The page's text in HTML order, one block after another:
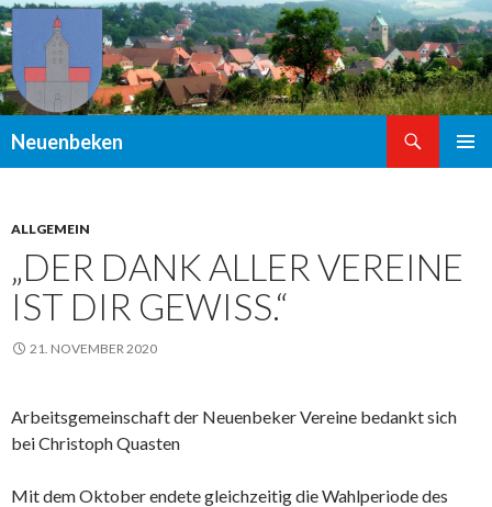
Neuenbeken
ALLGEMEIN
„DER DANK ALLER VEREINE
IST DIR GEWISS.“
21. NOVEMBER 2020
Arbeitsgemeinschaft der Neuenbeker Vereine bedankt sich
bei Christoph Quasten
Mit dem Oktober endete gleichzeitig die Wahlperiode des